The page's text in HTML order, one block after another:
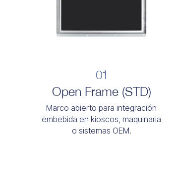
01
Open Frame (STD)
Marco abierto para integración
embebida en kioscos, maquinaria
o sistemas OEM.